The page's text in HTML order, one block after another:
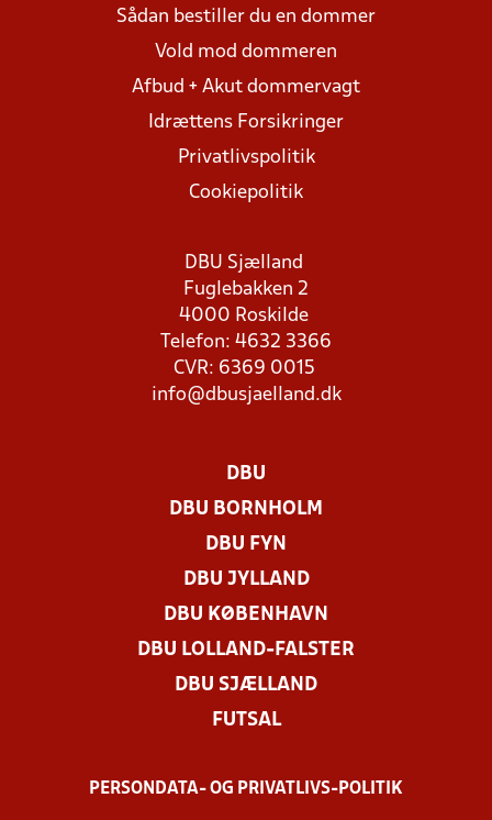
Sådan bestiller du en dommer
Vold mod dommeren
Afbud + Akut dommervagt
Idrættens Forsikringer
Privatlivspolitik
Cookiepolitik
DBU Sjælland
Fuglebakken 2
4000 Roskilde
Telefon: 4632 3366
CVR: 6369 0015
info@dbusjaelland.dk
DBU
DBU BORNHOLM
DBU FYN
DBU JYLLAND
DBU KØBENHAVN
DBU LOLLAND-FALSTER
DBU SJÆLLAND
FUTSAL
PERSONDATA- OG PRIVATLIVS-POLITIK